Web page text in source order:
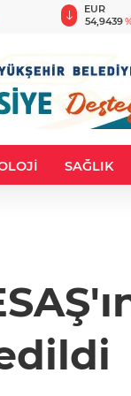
EUR
54,9439
SAĞLIK